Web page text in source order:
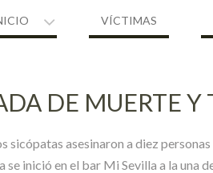
VÍCTIMAS
DE MUERTE Y
sicópatas asesinaron a diez
inició en el bar Mi Sevilla a la una